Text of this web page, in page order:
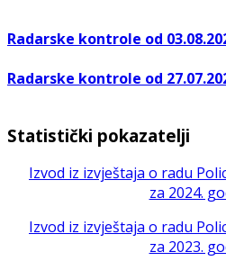
Radarske kontrole od
Radarske kontrole od
Statistički pokazatelji
Izvod iz izvještaja o radu
za 2024.
Izvod iz izvještaja o radu
za 2023.